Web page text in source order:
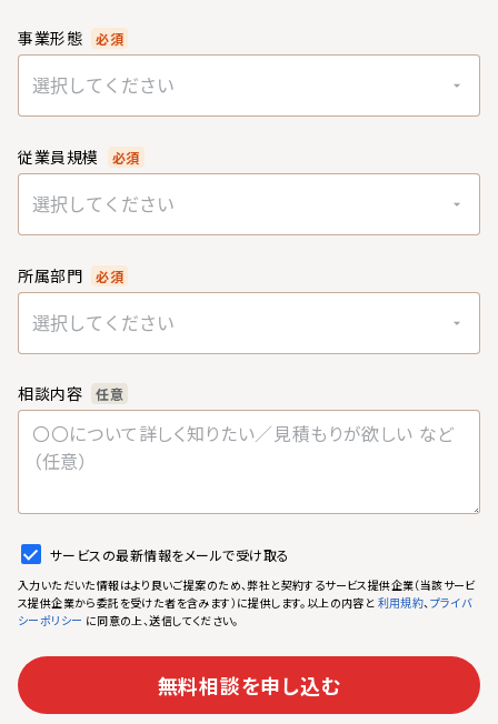
事業形態 必須
選択してください
従業員規模 必須
選択してください
所属部門 必須
選択してください
相談内容 任意
サービスの最新情報をメールで受け取る
入力いただいた情報はより良いご提案のため、弊社と契約するサービス提供企業（当該サービ
ス提供企業から委託を受けた者を含みます）に提供します。以上の内容と 利用規約、プライバ
シーポリシー に同意の上、送信してください。
無料相談を申し込む